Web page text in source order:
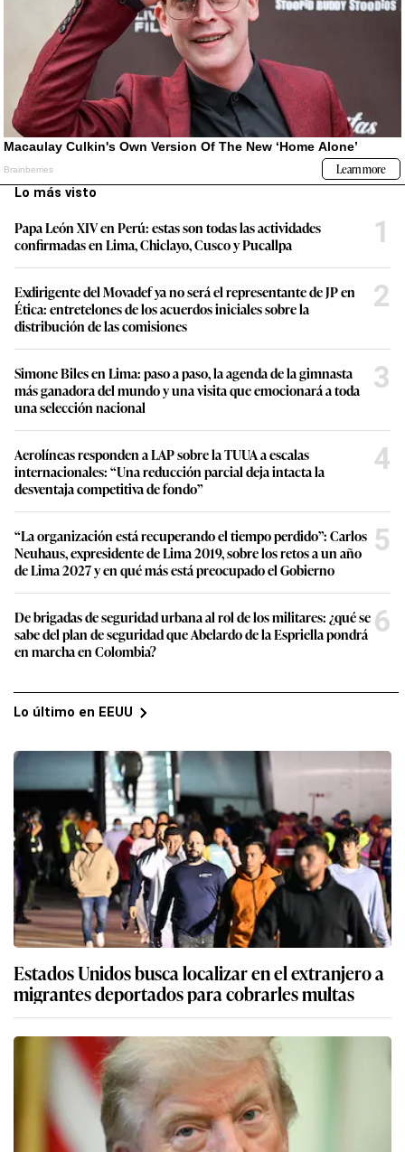
Lo más visto
Papa León XIV en Perú: estas son todas las actividades
confirmadas en Lima, Chiclayo, Cusco y Pucallpa
1
Exdirigente del Movadef ya no será el representante de JP en
Ética: entretelones de los acuerdos iniciales sobre la
distribución de las comisiones
2
Simone Biles en Lima: paso a paso, la agenda de la gimnasta
más ganadora del mundo y una visita que emocionará a toda
una selección nacional
3
Aerolíneas responden a LAP sobre la TUUA a escalas
internacionales: “Una reducción parcial deja intacta la
desventaja competitiva de fondo”
4
“La organización está recuperando el tiempo perdido”: Carlos
Neuhaus, expresidente de Lima 2019, sobre los retos a un año
de Lima 2027 y en qué más está preocupado el Gobierno
5
De brigadas de seguridad urbana al rol de los militares: ¿qué se
sabe del plan de seguridad que Abelardo de la Espriella pondrá
en marcha en Colombia?
6
Lo último en EEUU
Estados Unidos busca localizar en el extranjero a
migrantes deportados para cobrarles multas